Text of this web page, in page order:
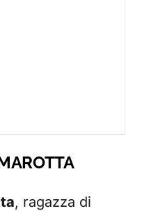
, ragazza di